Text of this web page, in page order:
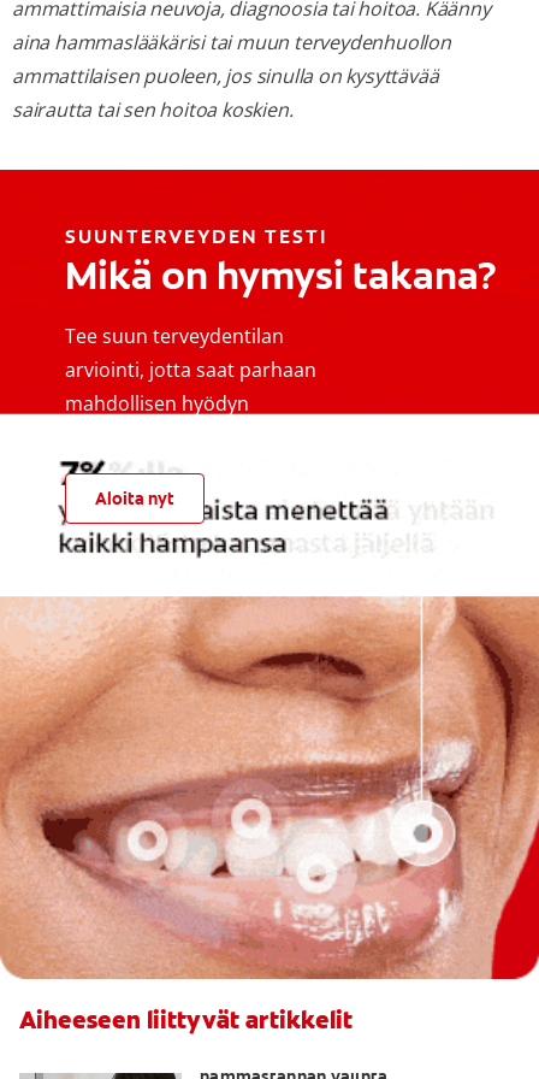
ammattimaisia neuvoja, diagnoosia tai hoitoa. Käänny
aina hammaslääkärisi tai muun terveydenhuollon
ammattilaisen puoleen, jos sinulla on kysyttävää
sairautta tai sen hoitoa koskien.
SUUNTERVEYDEN TESTI
Mikä on hymysi takana?
Tee suun terveydentilan
arviointi, jotta saat parhaan
mahdollisen hyödyn
Aloita nyt
Aiheeseen liittyvät artikkelit